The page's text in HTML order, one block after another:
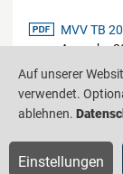
pdf-Datei
MVV TB
Ausgabe
Barrierefreiheit
Auf unserer
verwendet.
ablehnen.
Einstellungen